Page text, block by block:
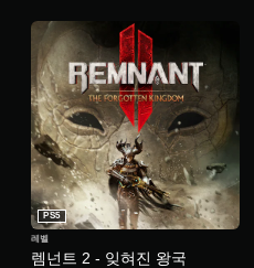
렘넌트 2 - 잊혀진 왕국
PS5
레벨